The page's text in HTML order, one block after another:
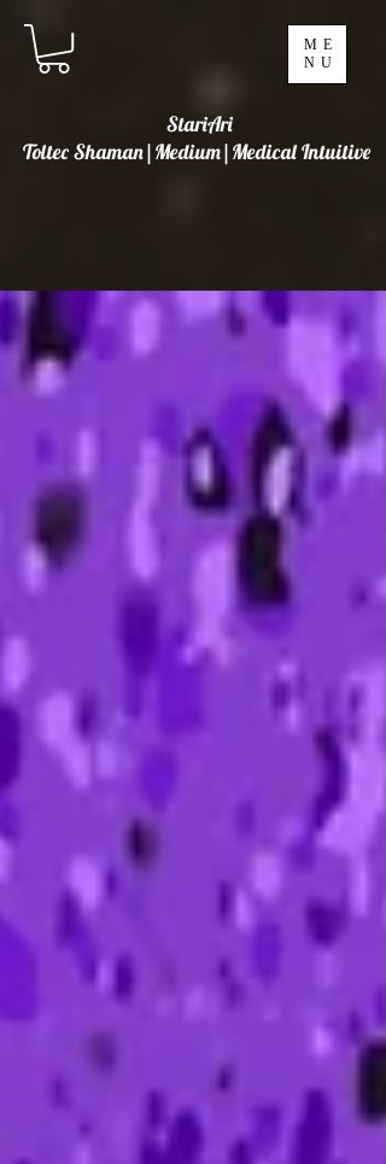
StariAri
Toltec Shaman|Medium|Medical Intuitive
ME
NU